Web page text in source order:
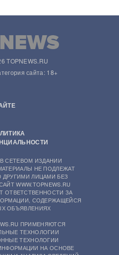
TOPNEWS.RU
сайта: 18+
СЕТЕВОМ ИЗДАНИИ
МАТЕРИАЛЫ НЕ ПОДЛЕЖАТ
ЛИЦАМИ БЕЗ
WWW.TOPNEWS.RU
ОТВЕТСТВЕННОСТИ ЗА
СОДЕРЖАЩЕЙСЯ
ОБЪЯВЛЕНИЯХ
ПРИМЕНЯЮТСЯ
ТЕХНОЛОГИИ
ТЕХНОЛОГИИ
НА ОСНОВЕ